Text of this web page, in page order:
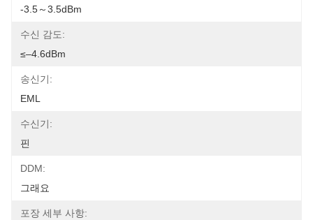
-3.5～3.5dBm
수신 감도:
≤–4.6dBm
송신기:
EML
수신기:
핀
DDM:
그래요
포장 세부 사항: